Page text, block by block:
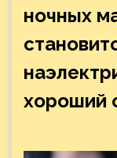
ночных
хороший